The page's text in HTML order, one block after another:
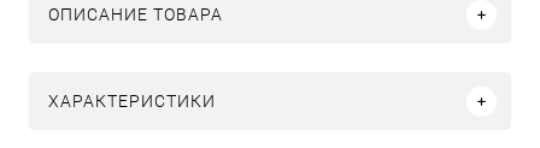
ОПИСАНИЕ ТОВАРА
ХАРАКТЕРИСТИКИ